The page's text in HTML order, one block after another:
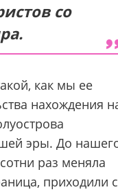
со
как мы ее
нахождения
эры. До
раз меняла
приходили с